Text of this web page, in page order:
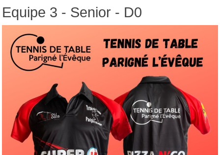
Equipe 3 - Senior - D0